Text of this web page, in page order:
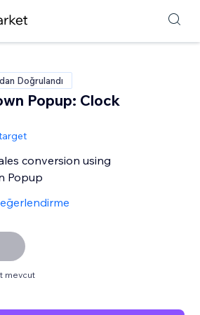
Doğrulandı
Popup: Clock
conversion using
Popup
mevcut